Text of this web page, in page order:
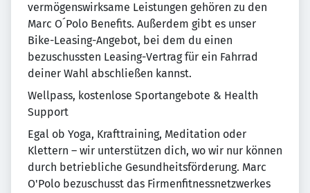
vermögenswirksame Leistungen gehören zu den
Marc O´Polo Benefits. Außerdem gibt es unser
Bike-Leasing-Angebot, bei dem du einen
bezuschussten Leasing-Vertrag für ein Fahrrad
deiner Wahl abschließen kannst.
Wellpass, kostenlose Sportangebote & Health
Support
Egal ob Yoga, Krafttraining, Meditation oder
Klettern – wir unterstützen dich, wo wir nur können
durch betriebliche Gesundheitsförderung. Marc
O'Polo bezuschusst das Firmenfitnessnetzwerkes